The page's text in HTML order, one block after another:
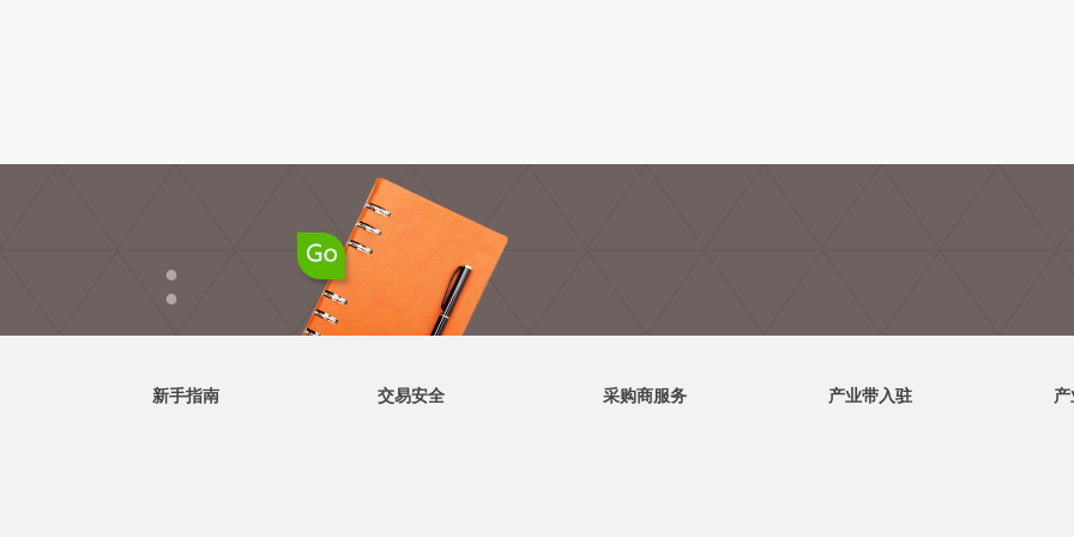
●
●
新手指南 交易安全 采购商服务 产业带入驻